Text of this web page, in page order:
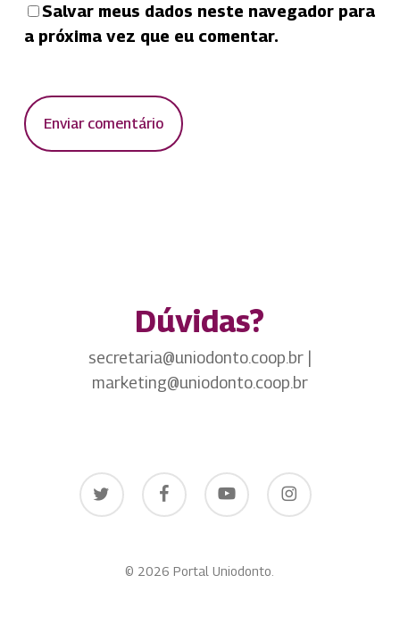
Salvar meus dados neste navegador para
a próxima vez que eu comentar.
Dúvidas?
secretaria@uniodonto.coop.br |
marketing@uniodonto.coop.br
twitter facebook youtube instagram
© 2026 Portal Uniodonto.